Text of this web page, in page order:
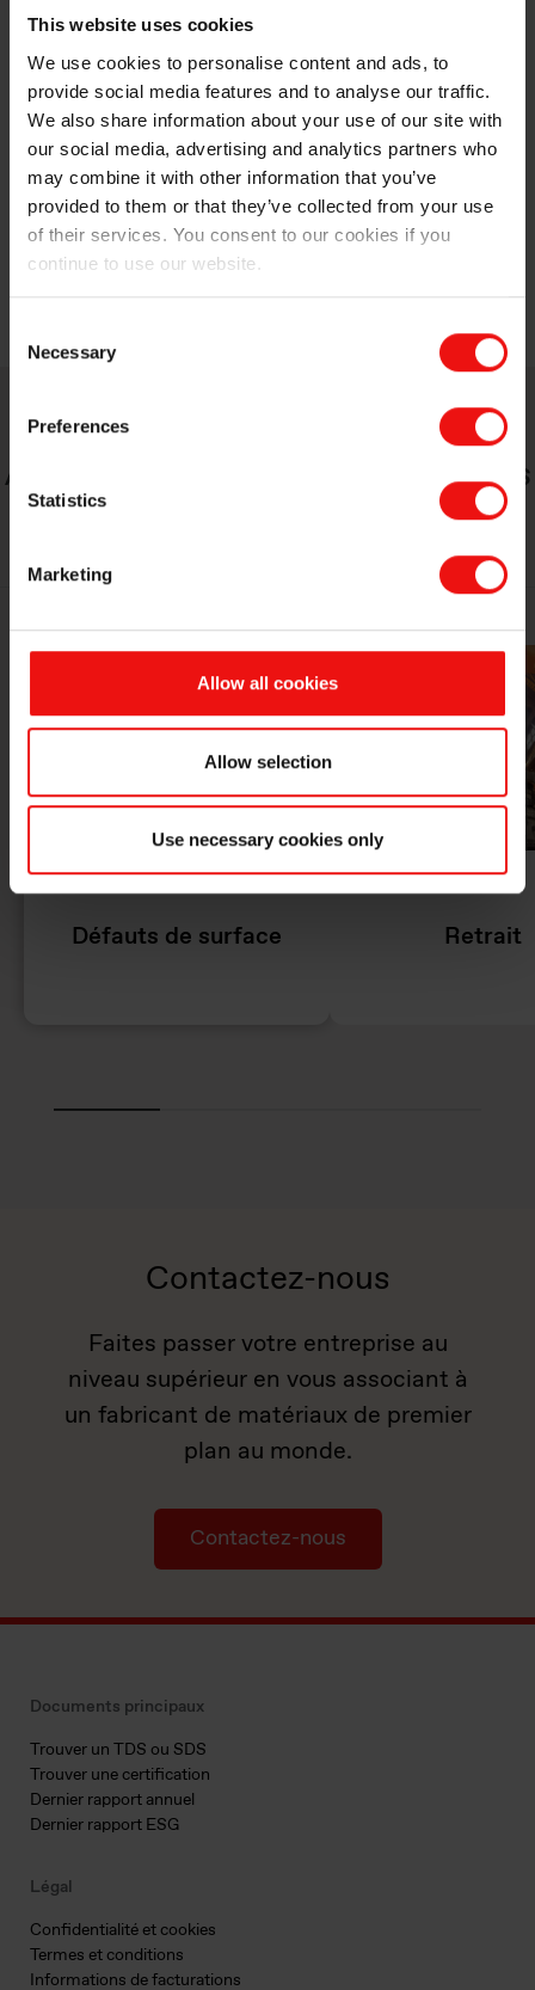
This website uses cookies
We use cookies to personalise content and ads, to
provide social media features and to analyse our traffic.
We also share information about your use of our site with
our social media, advertising and analytics partners who
may combine it with other information that you’ve
provided to them or that they’ve collected from your use
of their services. You consent to our cookies if you
continue to use our website.
Selection
Necessary
Preferences
Statistics
Marketing
Allow all cookies
Allow selection
Use necessary cookies only
production de composants SSF de première qualité.
ACCÉDEZ À PLUS D'EXEMPLES DE CONSEILS
Défauts de surface Retrait
Contactez-nous
Faites passer votre entreprise au
niveau supérieur en vous associant à
un fabricant de matériaux de premier
plan au monde.
Contactez-nous
Documents principaux
Trouver un TDS ou SDS
Trouver une certification
Dernier rapport annuel
Dernier rapport ESG
Légal
Confidentialité et cookies
Termes et conditions
Informations de facturations